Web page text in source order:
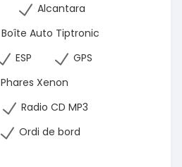
Alcantara
Boîte Auto Tiptronic
ESP
GPS
Phares Xenon
Radio CD MP3
Ordi de bord